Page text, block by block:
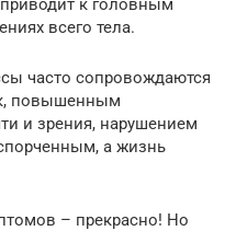
всего тела.
часто сопровождаются
повышенным
и зрения, нарушением
а жизнь
– прекрасно! Но